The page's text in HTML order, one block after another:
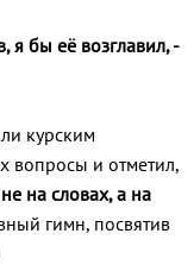
я бы её возглавил, -
курским
вопросы и отметил,
на словах, а на
гимн, посвятив